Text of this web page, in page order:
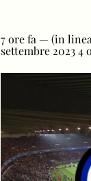
7 ore fa — (in
settembre 2023